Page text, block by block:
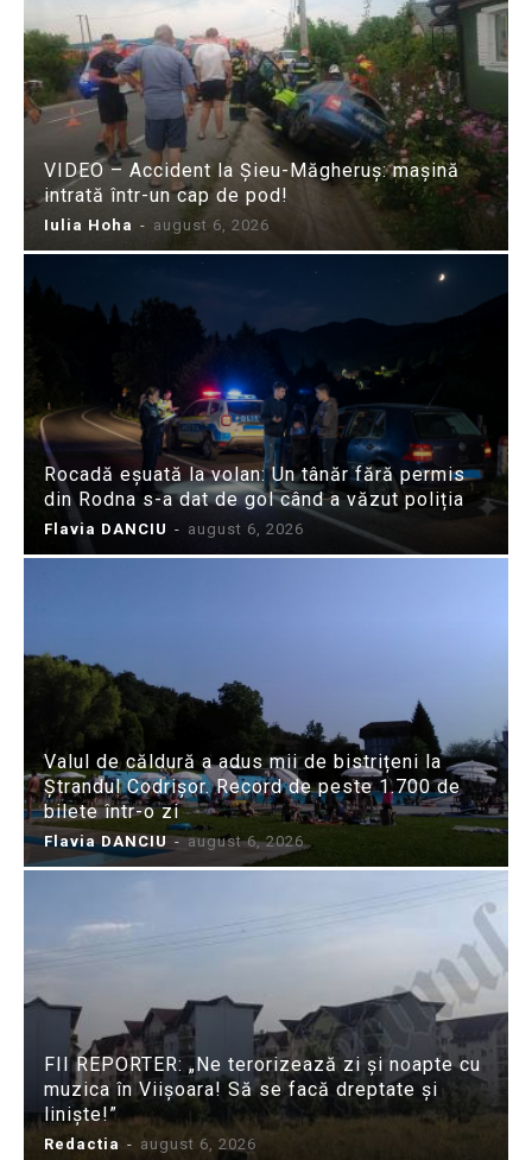
VIDEO – Accident la Șieu-Măgheruș: mașină
intrată într-un cap de pod!
Iulia Hoha - august 6, 2026
Rocadă eșuată la volan: Un tânăr fără permis
din Rodna s-a dat de gol când a văzut poliția
Flavia DANCIU - august 6, 2026
Valul de căldură a adus mii de bistrițeni la
Ștrandul Codrișor. Record de peste 1.700 de
bilete într-o zi
Flavia DANCIU - august 6, 2026
FII REPORTER: „Ne terorizează zi și noapte cu
muzica în Viișoara! Să se facă dreptate și
liniște!”
Redactia - august 6, 2026